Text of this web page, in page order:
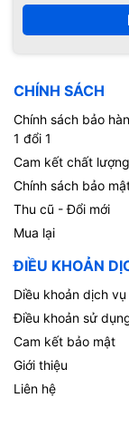
CHÍNH SÁCH
Chính sách bảo
1 đổi 1
Cam kết chất lượng
Chính sách bảo
Thu cũ - Đổi mới
Mua lại
ĐIỀU KHOẢN
Diều khoản dịch vụ
Điều khoản sử
Cam kết bảo mật
Giới thiệu
Liên hệ